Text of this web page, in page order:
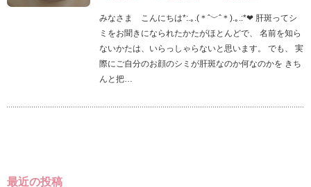
みなさま こんにちは*:.｡.(＊ˆ﹀ˆ＊).｡.:*❤ 肝斑ってシ
ミをお聞きになられたかたがほとんどで、 名前を知ら
ないかたは、いらっしゃらないと思います。 でも、 実
際にご自分のお顔のシミが肝斑なのか何なのかを きち
んと把…
最近の投稿